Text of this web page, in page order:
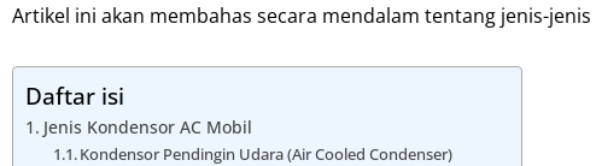
Artikel ini akan membahas secara mendalam tentang jenis-
Daftar isi
Jenis Kondensor AC Mobil
Kondensor Pendingin Udara (Air Cooled Condenser)